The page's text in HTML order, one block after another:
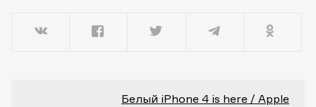
Белый iPhone 4 is here / Apple